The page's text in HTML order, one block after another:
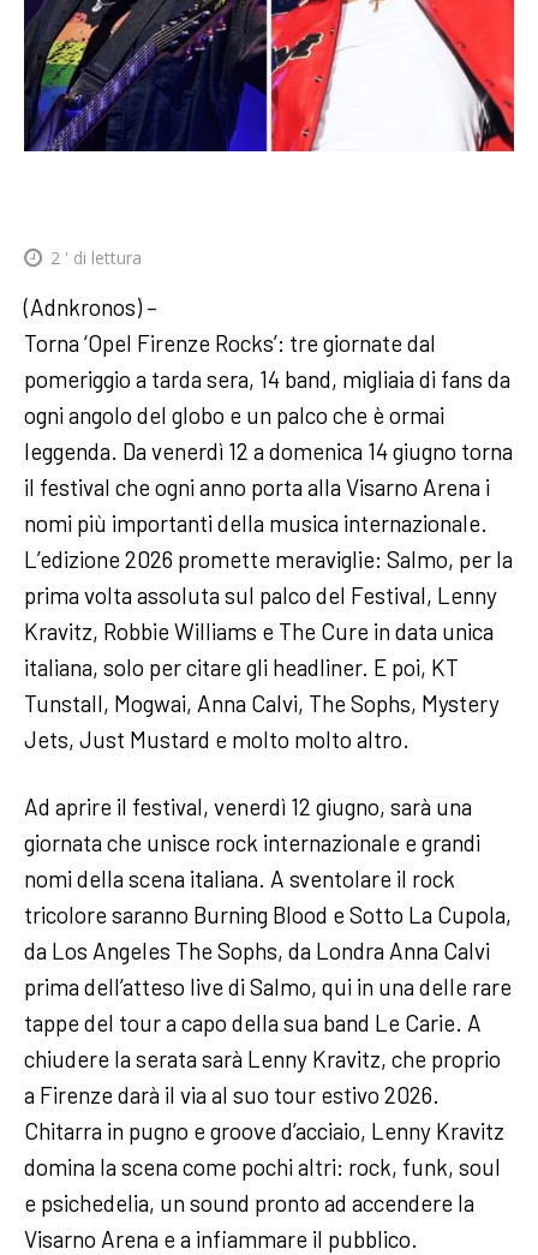
2 ' di lettura
(Adnkronos) –
Torna ‘Opel Firenze Rocks’: tre giornate dal
pomeriggio a tarda sera, 14 band, migliaia di fans da
ogni angolo del globo e un palco che è ormai
leggenda. Da venerdì 12 a domenica 14 giugno torna
il festival che ogni anno porta alla Visarno Arena i
nomi più importanti della musica internazionale.
L’edizione 2026 promette meraviglie: Salmo, per la
prima volta assoluta sul palco del Festival, Lenny
Kravitz, Robbie Williams e The Cure in data unica
italiana, solo per citare gli headliner. E poi, KT
Tunstall, Mogwai, Anna Calvi, The Sophs, Mystery
Jets, Just Mustard e molto molto altro.
Ad aprire il festival, venerdì 12 giugno, sarà una
giornata che unisce rock internazionale e grandi
nomi della scena italiana. A sventolare il rock
tricolore saranno Burning Blood e Sotto La Cupola,
da Los Angeles The Sophs, da Londra Anna Calvi
prima dell’atteso live di Salmo, qui in una delle rare
tappe del tour a capo della sua band Le Carie. A
chiudere la serata sarà Lenny Kravitz, che proprio
a Firenze darà il via al suo tour estivo 2026.
Chitarra in pugno e groove d’acciaio, Lenny Kravitz
domina la scena come pochi altri: rock, funk, soul
e psichedelia, un sound pronto ad accendere la
Visarno Arena e a infiammare il pubblico.